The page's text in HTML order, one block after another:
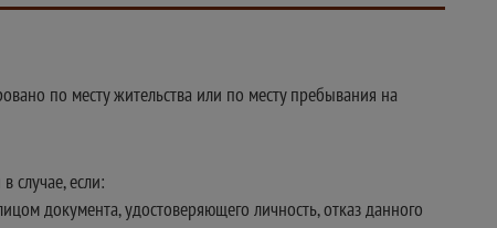
по месту жительства или по месту пребывания на
случае, если:
документа, удостоверяющего личность, отказ данного